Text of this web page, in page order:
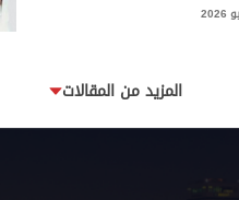
المزيد من المقالات